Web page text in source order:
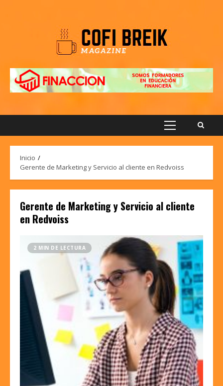
Menú
Inicio
Gerente de Marketing y Servicio al cliente en Redvoiss
Gerente de Marketing y Servicio al cliente
en Redvoiss
2 MIN DE LECTURA